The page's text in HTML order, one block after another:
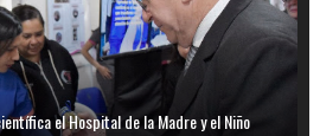
el Hospital de la Madre y el Niño